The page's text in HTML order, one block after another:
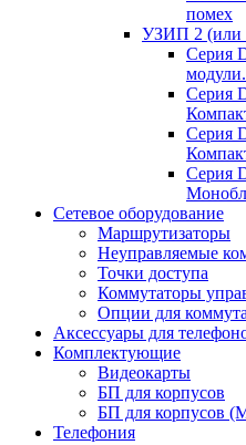
помех
УЗИП 2 (или
Серия
Серия
Серия
Серия
Сетевое оборудование
Маршрутизаторы
Неуправляемые
Точки доступа
Коммутаторы
Опции для
Аксессуары для
Комплектующие
Видеокарты
БП для корпусов
БП для корпусов
Телефония